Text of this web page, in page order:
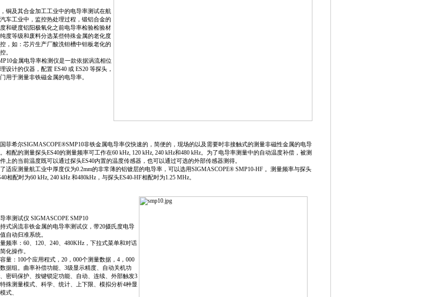
铜及其合金加工工业中的电导率测试在航
车工业中，监控热处理过程，锻铝合金的
和硬度铝阳极氧化之前电导率检验检验材
度等级和废料分选某些特殊金属的老化度
，如：芯片生产厂酸洗钽槽中钽板老化的
。
金属电导率检测仪是一款依据涡流相位
设计的仪器，配置 ES40 或 ES20 等探头，
用于测量非铁磁金属的电导率。
菲希尔SIGMASCOPE®SMP10非铁金属电导率仪快速的，简便的，现场的以及需要时非接触式的测量非磁性金属的电导
相配的测量探头ES40的测量频率可工作在60 kHz, 120 kHz, 240 kHz和480 kHz。为了电导率测量中的自动温度补偿，被测
上的当前温度既可以通过探头ES40内置的温度传感器，也可以通过可选的外部传感器测得。
适应测量航工业中厚度仅为0.2mm的非常薄的铝镀层的电导率，可以选用SIGMASCOPE® SMP10-HF 。测量频率与探头
相配时为60 kHz, 240 kHz 和480kHz，与探头ES40-HF相配时为1.25 MHz。
率测试仪 SIGMASCOPE SMP10
式涡流非铁金属的电导率测试仪，带20摄氏度电导
自动归准系统。
频率：60、120、240、480KHz，下拉式菜单和对话
化操作。
量：100个应用程式，20，000个测量数据，4，000
据组。曲率补偿功能、3级显示精度、自动关机功
密码保护、按键锁定功能、自动、连续、外部触发3
殊测量模式、科学、统计、上下限、模拟分析4种显
式、